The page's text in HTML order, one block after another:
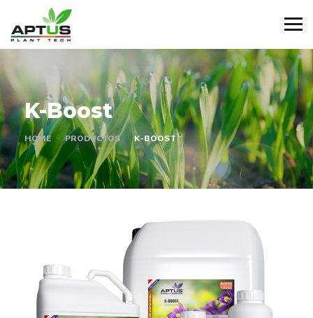
K-Boost
HOME PRODUCTOS K-BOOST